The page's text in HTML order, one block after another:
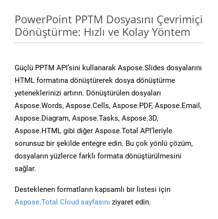
PowerPoint PPTM Dosyasını Çevrimiçi
Dönüştürme: Hızlı ve Kolay Yöntem
Güçlü PPTM API’sini kullanarak Aspose.Slides dosyalarını
HTML formatına dönüştürerek dosya dönüştürme
yeteneklerinizi artırın. Dönüştürülen dosyaları
Aspose.Words, Aspose.Cells, Aspose.PDF, Aspose.Email,
Aspose.Diagram, Aspose.Tasks, Aspose.3D,
Aspose.HTML gibi diğer Aspose.Total API’leriyle
sorunsuz bir şekilde entegre edin. Bu çok yönlü çözüm,
dosyaların yüzlerce farklı formata dönüştürülmesini
sağlar.
Desteklenen formatların kapsamlı bir listesi için
Aspose.Total Cloud sayfasını ziyaret edin.